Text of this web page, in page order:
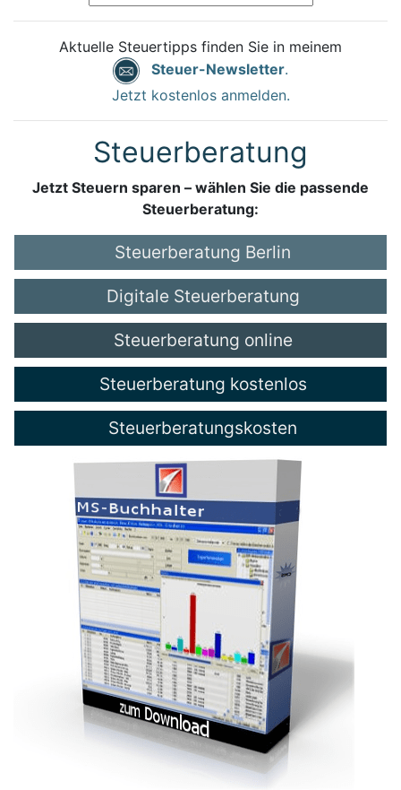
Aktuelle Steuertipps finden Sie in meinem
Steuer-Newsletter.
Jetzt kostenlos anmelden.
Steuerberatung
Jetzt Steuern sparen – wählen Sie die passende
Steuerberatung:
Steuerberatung Berlin
Digitale Steuerberatung
Steuerberatung online
Steuerberatung kostenlos
Steuerberatungskosten